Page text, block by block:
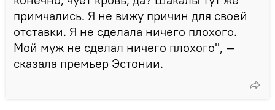
примчались. Я не вижу причин для своей
отставки. Я не сделала ничего плохого.
Мой муж не сделал ничего плохого", —
сказала премьер Эстонии.